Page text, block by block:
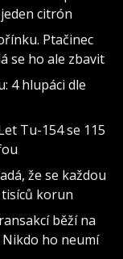
citrón
Ptačinec
se ho ale zbavit
4 hlupáci dle
Tu-154 se 115
že se každou
korun
běží na
ho neumí